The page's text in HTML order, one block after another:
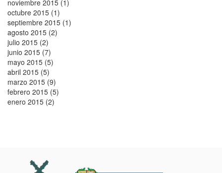
noviembre 2015 (1)
octubre 2015 (1)
septiembre 2015 (1)
agosto 2015 (2)
julio 2015 (2)
junio 2015 (7)
mayo 2015 (5)
abril 2015 (5)
marzo 2015 (9)
febrero 2015 (5)
enero 2015 (2)